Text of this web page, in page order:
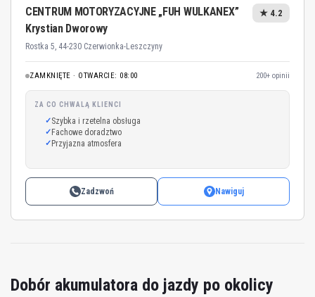
CENTRUM MOTORYZACYJNE „FUH WULKANEX”
Krystian Dworowy
Rostka 5, 44-230 Czerwionka-Leszczyny
★ 4.2
ZAMKNIĘTE · OTWARCIE: 08:00 200+ opinii
ZA CO CHWALĄ KLIENCI
Szybka i rzetelna obsługa
Fachowe doradztwo
Przyjazna atmosfera
Zadzwoń Nawiguj
Dobór akumulatora do jazdy po okolicy